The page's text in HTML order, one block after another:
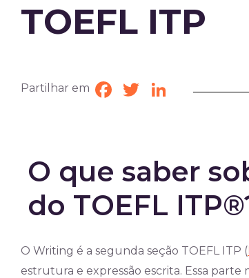
TOEFL ITP
Partilhar em Facebook
TwitterLinkedIn
O que saber
do TOEFL
O Writing é a segunda seção TOEFL ITP (
estrutura e expressão escrita. Essa